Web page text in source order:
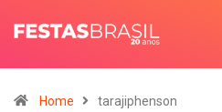
Home tarajiphenson